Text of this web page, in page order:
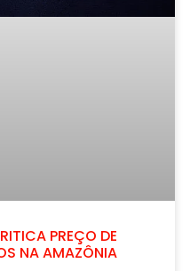
PREÇO DE
NA AMAZÔNIA